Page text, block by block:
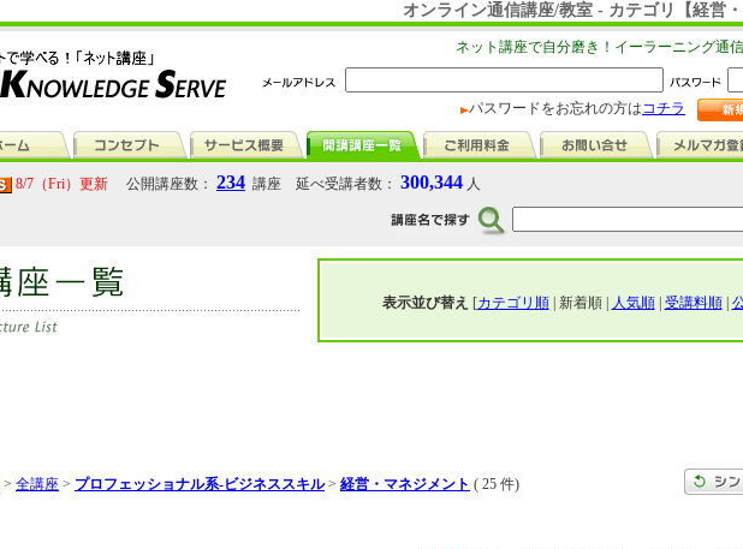
オンライン通信講座/教室 - カテゴリ【経営
ネット講座で自分磨き！イーラーニング通
パスワードをお忘れの方はコチラ
8/7（Fri）更新 公開講座数： 234 講座 延べ受講者数： 300,344 人
表示並び替え [カテゴリ順| 新着順 | 人気順| 受講料順|
> 全講座 > プロフェッショナル系-ビジネススキル> 経営・マネジメント ( 25 件)